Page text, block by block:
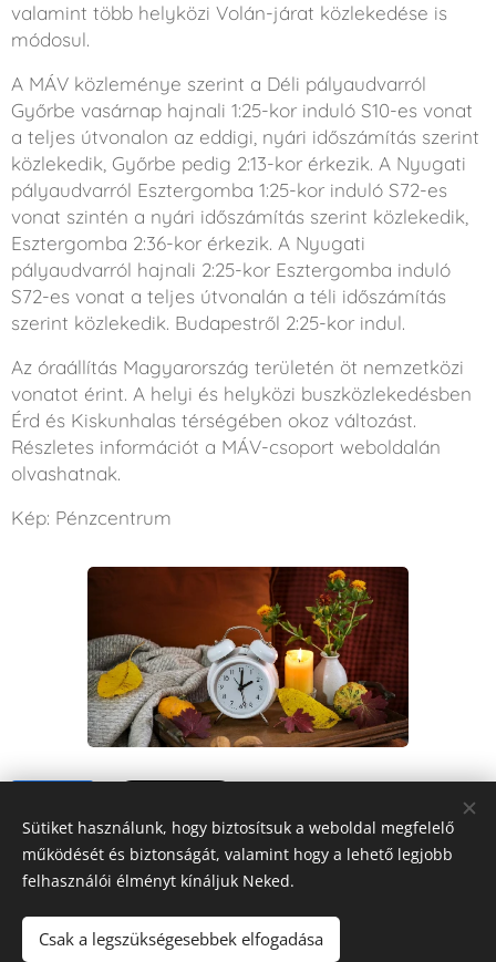
valamint több helyközi Volán-járat közlekedése is
módosul.
A MÁV közleménye szerint a Déli pályaudvarról
Győrbe vasárnap hajnali 1:25-kor induló S10-es vonat
a teljes útvonalon az eddigi, nyári időszámítás szerint
közlekedik, Győrbe pedig 2:13-kor érkezik. A Nyugati
pályaudvarról Esztergomba 1:25-kor induló S72-es
vonat szintén a nyári időszámítás szerint közlekedik,
Esztergomba 2:36-kor érkezik. A Nyugati
pályaudvarról hajnali 2:25-kor Esztergomba induló
S72-es vonat a teljes útvonalán a téli időszámítás
szerint közlekedik. Budapestről 2:25-kor indul.
Az óraállítás Magyarország területén öt nemzetközi
vonatot érint. A helyi és helyközi buszközlekedésben
Érd és Kiskunhalas térségében okoz változást.
Részletes információt a MÁV-csoport weboldalán
olvashatnak.
Kép: Pénzcentrum
FORRÁSRÁDIÓ
Sütiket használunk, hogy biztosítsuk a weboldal megfelelő
működését és biztonságát, valamint hogy a lehető legjobb
felhasználói élményt kínáljuk Neked.
Csak a legszükségesebbek elfogadása